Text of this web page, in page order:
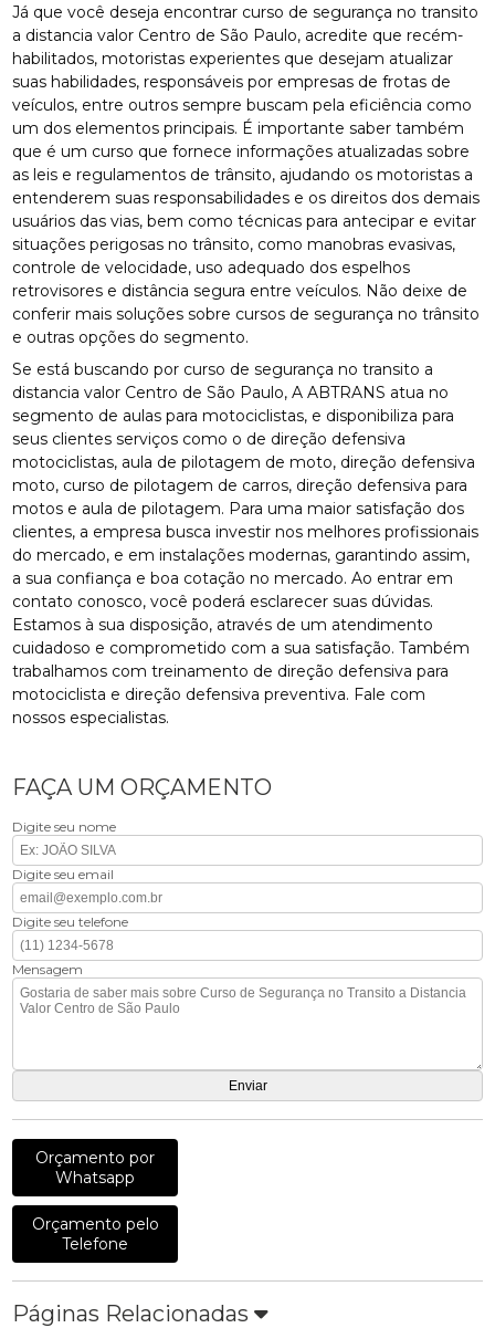
Já que você deseja encontrar curso de segurança no transito
a distancia valor Centro de São Paulo, acredite que recém-
habilitados, motoristas experientes que desejam atualizar
suas habilidades, responsáveis por empresas de frotas de
veículos, entre outros sempre buscam pela eficiência como
um dos elementos principais. É importante saber também
que é um curso que fornece informações atualizadas sobre
as leis e regulamentos de trânsito, ajudando os motoristas a
entenderem suas responsabilidades e os direitos dos demais
usuários das vias, bem como técnicas para antecipar e evitar
situações perigosas no trânsito, como manobras evasivas,
controle de velocidade, uso adequado dos espelhos
retrovisores e distância segura entre veículos. Não deixe de
conferir mais soluções sobre cursos de segurança no trânsito
e outras opções do segmento.
Se está buscando por curso de segurança no transito a
distancia valor Centro de São Paulo, A ABTRANS atua no
segmento de aulas para motociclistas, e disponibiliza para
seus clientes serviços como o de direção defensiva
motociclistas, aula de pilotagem de moto, direção defensiva
moto, curso de pilotagem de carros, direção defensiva para
motos e aula de pilotagem. Para uma maior satisfação dos
clientes, a empresa busca investir nos melhores profissionais
do mercado, e em instalações modernas, garantindo assim,
a sua confiança e boa cotação no mercado. Ao entrar em
contato conosco, você poderá esclarecer suas dúvidas.
Estamos à sua disposição, através de um atendimento
cuidadoso e comprometido com a sua satisfação. Também
trabalhamos com treinamento de direção defensiva para
motociclista e direção defensiva preventiva. Fale com
nossos especialistas.
FAÇA UM ORÇAMENTO
Digite seu nome
Digite seu email
Digite seu telefone
Mensagem
Orçamento por
Whatsapp
Orçamento pelo
Telefone
Páginas Relacionadas